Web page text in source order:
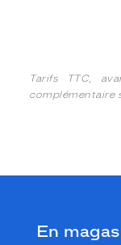
Tarifs TTC,
complémentaire
En